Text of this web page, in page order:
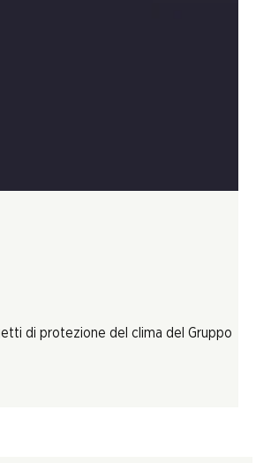
di protezione del clima del Gruppo